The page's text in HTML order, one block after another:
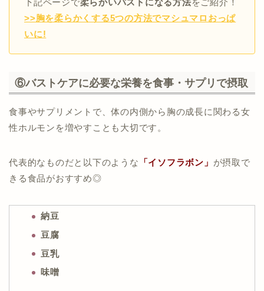
左右の乳首を結んだラインの中央部分。
【ツボの押し方】
息を吐きながらグーっと
【ツボの押し方】
ツボに指を当てる
息を吐きながら
3秒ほど押す
回数：10回
【ツボの場所】
乳首のラインから脇に向かったバストの付け根部分。
【ツボの押し方】
ツボに親指をおく
息を吐きながら胸の内側(斜め上)にむけて5秒か
回数：10回
【ツボの場所】
【ツボの押し方】
息を吐きながら3秒かけてグーっと両方同時に押
回数：10回
下記ページで柔らかいバストになる方法をご紹介！
>>胸を柔らかくする5つの方法でマシュマロおっぱ
いに!
⑥バストケアに必要な栄養を食事・サプリで摂取
食事やサプリメントで、体の内側から胸の成長に関わる女
性ホルモンを増やすことも大切です。
代表的なものだと以下のような 「イソフラボン」 が摂取で
きる食品がおすすめ◎
納豆
豆腐
豆乳
味噌